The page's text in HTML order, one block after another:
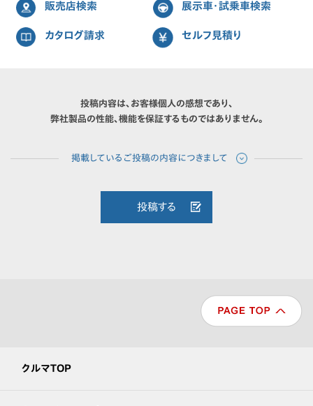
販売店検索 展示車・試乗車検索
カタログ請求 セルフ見積り
投稿内容は、お客様個人の感想であり、
弊社製品の性能、機能を保証するものではありません。
投稿する
クルマTOP